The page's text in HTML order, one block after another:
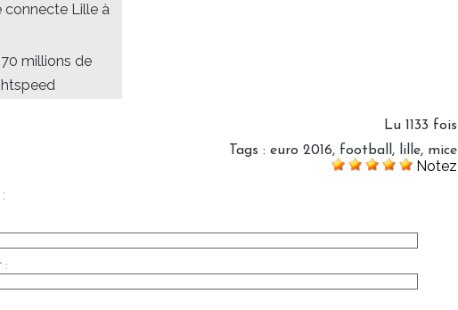
connecte Lille à
millions de
Lu 1133 fois
Tags : euro 2016, football , lille, mice
Notez
: